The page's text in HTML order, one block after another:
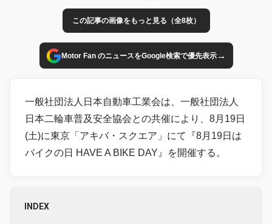
この記事の画像をもっと見る（全8枚）
Motor Fan のニュースをGoogle検索で優先表示→
一般社団法人日本自動車工業会は、一般社団法人
日本二輪車普及安全協会との共催により、8月19日
(土)に東京「アキバ・スクエア」にて『8月19日は
バイクの日 HAVE A BIKE DAY』を開催する。
INDEX